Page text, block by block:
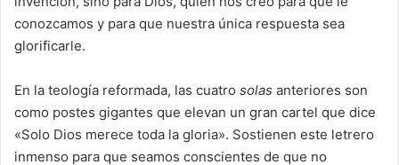
conozcamos y para que nuestra única respuesta sea
glorificarle.
En la teología reformada, las cuatro solas anteriores son
como postes gigantes que elevan un gran cartel que dice
«Solo Dios merece toda la gloria». Sostienen este letrero
inmenso para que seamos conscientes de que no